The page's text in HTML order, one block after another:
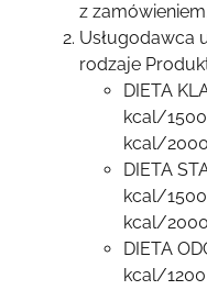
z zamówieniem.
Usługodawca
rodzaje
DIETA
kcal/
kcal/
DIETA
kcal/
kcal/
DIETA
kcal/